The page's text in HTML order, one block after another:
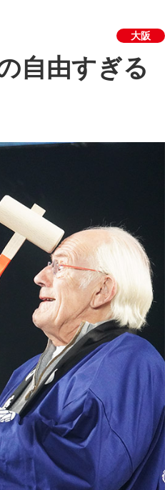
大阪
自由すぎる